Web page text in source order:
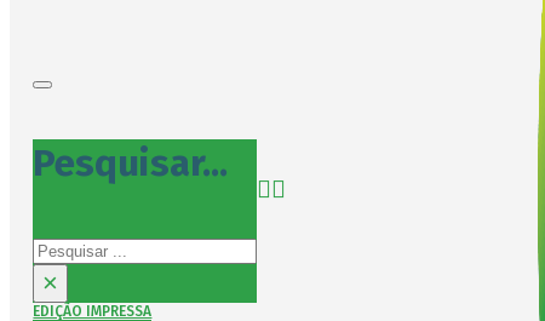
Pesquisar...
Pesquisar
×
EDIÇÃO IMPRESSA